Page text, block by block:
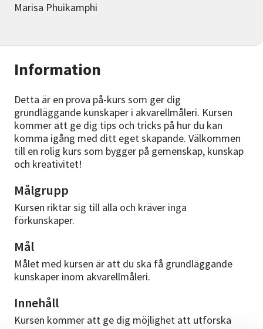
Information
Detta är en prova på-kurs som ger dig
grundläggande kunskaper i akvarellmåleri. Kursen
kommer att ge dig tips och tricks på hur du kan
komma igång med ditt eget skapande. Välkommen
till en rolig kurs som bygger på gemenskap, kunskap
och kreativitet!
Målgrupp
Kursen riktar sig till alla och kräver inga
förkunskaper.
Mål
Målet med kursen är att du ska få grundläggande
kunskaper inom akvarellmåleri.
Innehåll
Kursen kommer att ge dig möjlighet att utforska
Marisa Phuikamphi